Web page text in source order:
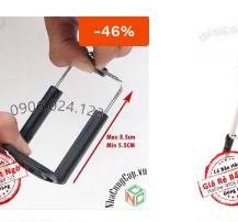
-46%